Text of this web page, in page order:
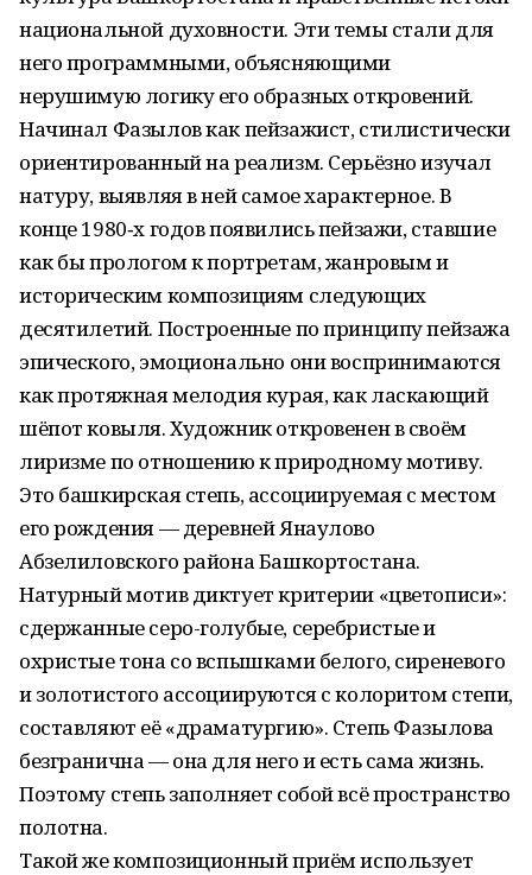
национальной духовности. Эти темы стали для
него программными, объясняющими
нерушимую логику его образных откровений.
Начинал Фазылов как пейзажист, стилистически
ориентированный на реализм. Серьёзно изучал
натуру, выявляя в ней самое характерное. В
конце 1980‑х годов появились пейзажи, ставшие
как бы прологом к портретам, жанровым и
историческим композициям следующих
десятилетий. Построенные по принципу пейзажа
эпического, эмоционально они воспринимаются
как протяжная мелодия курая, как ласкающий
шёпот ковыля. Художник откровенен в своём
лиризме по отношению к природному мотиву.
Это башкирская степь, ассоциируемая с местом
его рождения — деревней Янаулово
Абзелиловского района Башкортостана.
Натурный мотив диктует критерии «цветописи»:
сдержанные серо-голубые, серебристые и
охристые тона со вспышками белого, сиреневого
и золотистого ассоциируются с колоритом степи,
составляют её «драматургию». Степь Фазылова
безгранична — она для него и есть сама жизнь.
Поэтому степь заполняет собой всё пространство
полотна.
Такой же композиционный приём использует